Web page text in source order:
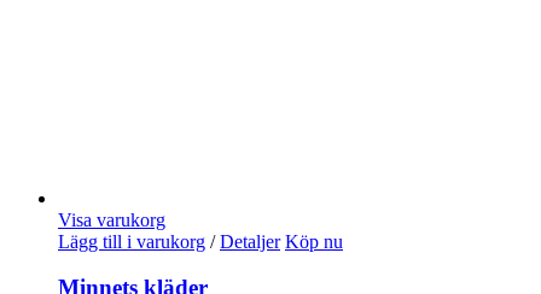
Visa varukorg
Lägg till i varukorg / Detaljer Köp nu
Minnets kläder